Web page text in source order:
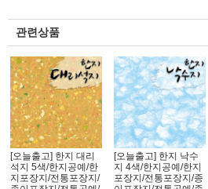
관련상품
[오늘출고] 한지 대리
석지 5색/한지공예/한
지포장지/전통포장지/
[오늘출고] 한지 낙수
지 4색/한지공예/한지
포장지/전통포장지/종